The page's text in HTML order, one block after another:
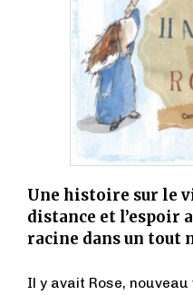
Une histoire sur le
distance et l’espoir
racine dans un tout
Il y avait Rose,